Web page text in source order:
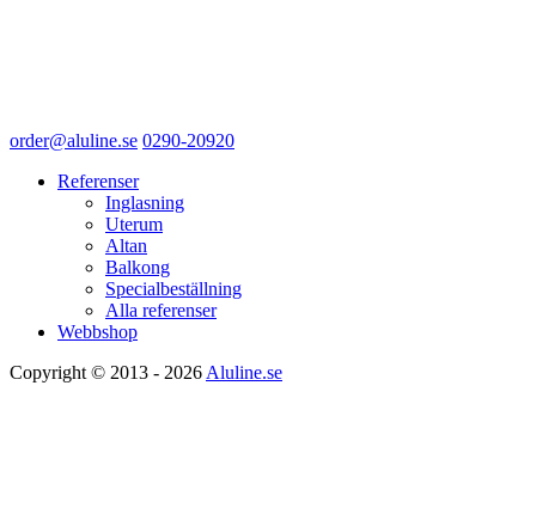
order@aluline.se 0290-20920
Referenser
Inglasning
Uterum
Altan
Balkong
Specialbeställning
Alla referenser
Webbshop
Copyright © 2013 - 2026 Aluline.se